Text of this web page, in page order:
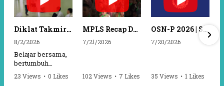
Diklat Takmir SDI Al Azhar 11 Surabaya
8/2/2026
Belajar bersama,
bertumbuh
bersama, dan siap
mengemban
23 Views • 0 Likes
MPLS Recap Day 1 - SDI Al Azhar 11 Surabaya
7/21/2026
102 Views • 7 Likes
OSN-P 2026 | SD - 20533043 - SD ISLAM AL AZHAR 11 SURABAYA | IPA
7/20/2026
35 Views • 1 Likes